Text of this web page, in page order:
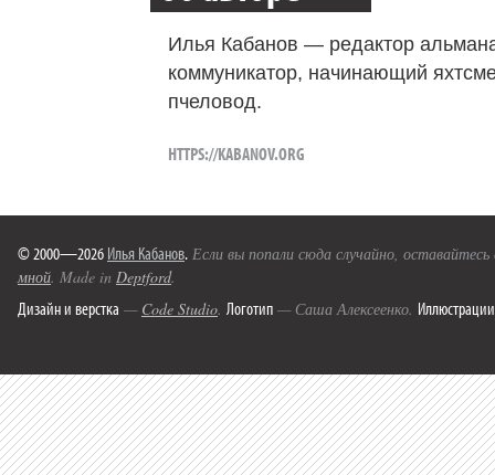
Илья Кабанов — редактор
коммуникатор, начинающий
пчеловод.
HTTPS://KABANOV.ORG
© 2000—2026 Илья Кабанов. Если вы попали сюда случайно,
мной. Made in Deptford.
Дизайн и верстка — Code Studio. Логотип — Саша Алексеенко. Иллюстрации